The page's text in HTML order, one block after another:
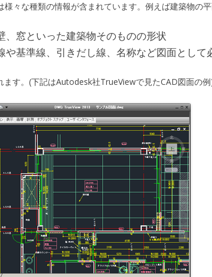
様々な種類の情報が含まれています。例えば建築物の平
、窓といった建築物そのものの形状
や基準線、引きだし線、名称など図面として
ます。(下記はAutodesk社TrueViewで見たCAD図面の